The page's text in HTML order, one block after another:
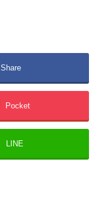
Share
Pocket
LINE